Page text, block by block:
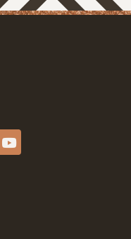
YouTube